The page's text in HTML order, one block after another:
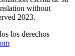
without
2023.
los derechos